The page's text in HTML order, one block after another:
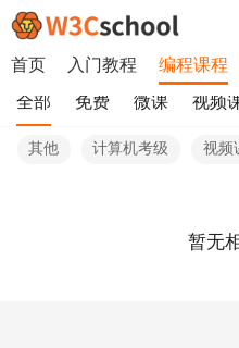
首页 入门教程 编程课程
全部 免费 微课 视频
其他 计算机考级 视频
暂无